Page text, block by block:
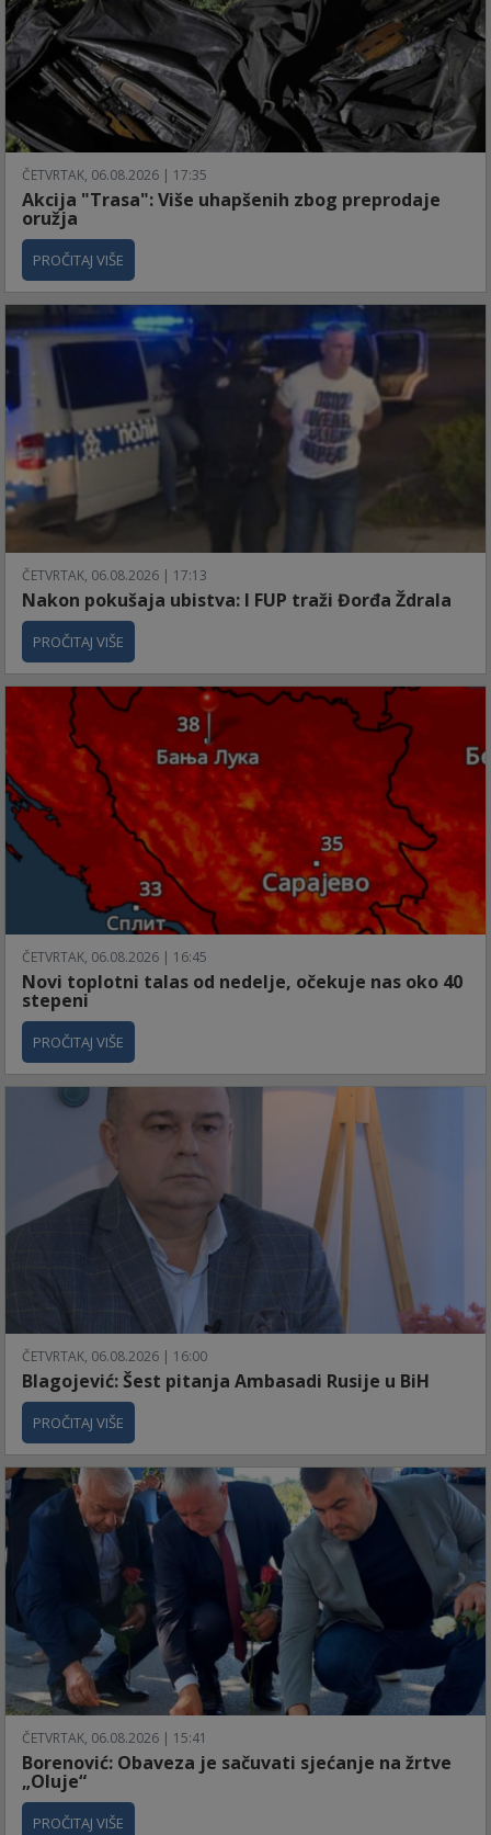
ČETVRTAK, 06.08.2026 | 17:35
Akcija "Trasa": Više uhapšenih zbog preprodaje
oružja
PROČITAJ VIŠE
ČETVRTAK, 06.08.2026 | 17:13
Nakon pokušaja ubistva: I FUP traži Đorđa Ždrala
PROČITAJ VIŠE
ČETVRTAK, 06.08.2026 | 16:45
Novi toplotni talas od nedelje, očekuje nas oko 40
stepeni
PROČITAJ VIŠE
ČETVRTAK, 06.08.2026 | 16:00
Blagojević: Šest pitanja Ambasadi Rusije u BiH
PROČITAJ VIŠE
ČETVRTAK, 06.08.2026 | 15:41
Borenović: Obaveza je sačuvati sjećanje na žrtve
„Oluje“
PROČITAJ VIŠE